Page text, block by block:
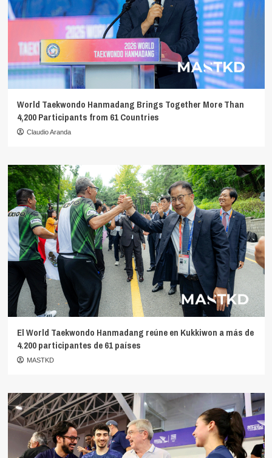
World Taekwondo Hanmadang Brings Together More Than
4,200 Participants from 61 Countries
Claudio Aranda
El World Taekwondo Hanmadang reúne en Kukkiwon a más de
4.200 participantes de 61 países
MASTKD